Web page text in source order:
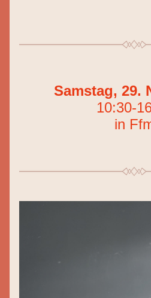
Samstag, 29.
10:30-
in